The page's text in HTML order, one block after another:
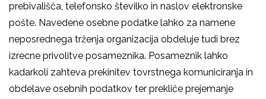
prebivališča, telefonsko številko in naslov elektronske
pošte. Navedene osebne podatke lahko za namene
neposrednega trženja organizacija obdeluje tudi brez
izrecne privolitve posameznika. Posameznik lahko
kadarkoli zahteva prekinitev tovrstnega komuniciranja in
obdelave osebnih podatkov ter prekliče prejemanje